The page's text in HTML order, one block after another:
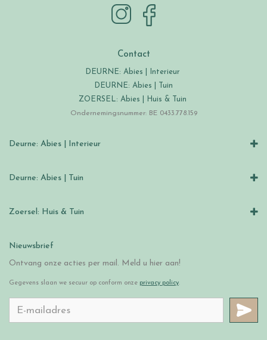
Contact
DEURNE: Abies | Interieur
DEURNE: Abies | Tuin
ZOERSEL: Abies | Huis & Tuin
Ondernemingsnummer: BE 0433.778.159
Deurne: Abies | Interieur
Deurne: Abies | Tuin
Zoersel: Huis & Tuin
Nieuwsbrief
Ontvang onze acties per mail. Meld u hier aan!
Gegevens slaan we secuur op conform onze privacy policy.